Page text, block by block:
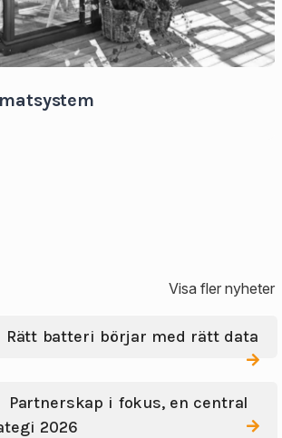
Visa fler nyheter
Rätt batteri börjar med rätt data
Partnerskap i fokus, en central
2026